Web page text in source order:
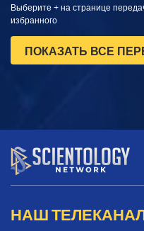
Выберите + на странице
избранного
ПОКАЗАТЬ ВСЕ
НАШ